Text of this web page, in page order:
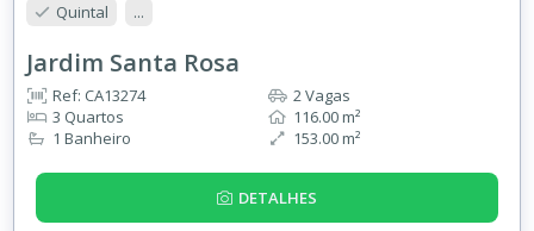
Quintal ...
Jardim Santa Rosa
Ref: CA13274
3 Quartos
1 Banheiro
2 Vagas
116.00 m²
153.00 m²
DETALHES